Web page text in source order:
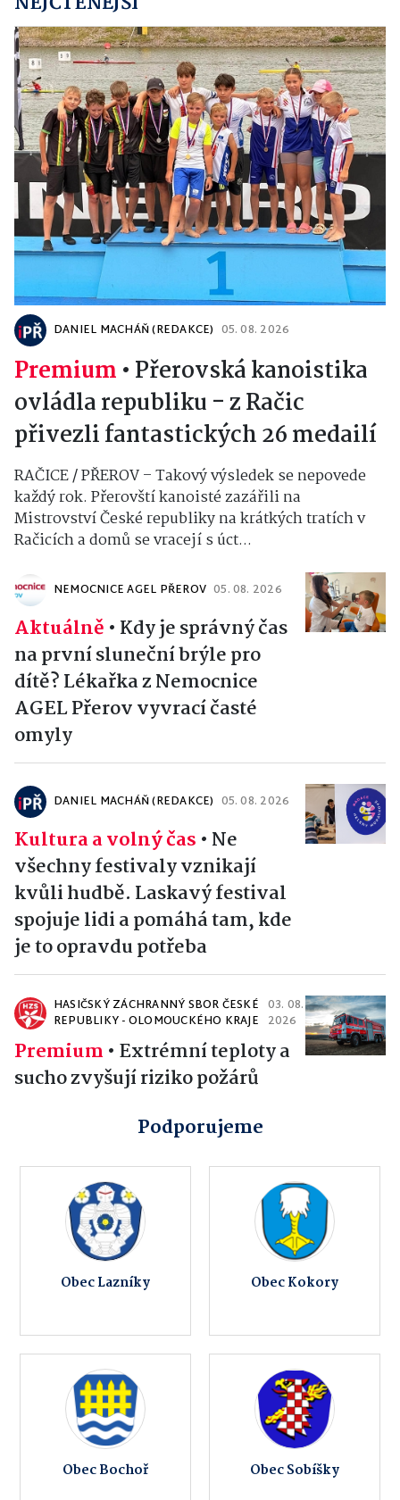
DANIEL MACHÁŇ (REDAKCE) 05. 08. 2026
Premium • Přerovská kanoistika
ovládla republiku - z Račic
přivezli fantastických 26 medailí
RAČICE / PŘEROV – Takový výsledek se nepovede
každý rok. Přerovští kanoisté zazářili na
Mistrovství České republiky na krátkých tratích v
Račicích a domů se vracejí s úct...
NEMOCNICE AGEL PŘEROV 05. 08. 2026
Aktuálně • Kdy je správný čas
na první sluneční brýle pro
dítě? Lékařka z Nemocnice
AGEL Přerov vyvrací časté
omyly
DANIEL MACHÁŇ (REDAKCE) 05. 08. 2026
Kultura a volný čas • Ne
všechny festivaly vznikají
kvůli hudbě. Laskavý festival
spojuje lidi a pomáhá tam, kde
je to opravdu potřeba
HASIČSKÝ ZÁCHRANNÝ SBOR ČESKÉ
REPUBLIKY - OLOMOUCKÉHO KRAJE
03. 08.
2026
Premium • Extrémní teploty a
sucho zvyšují riziko požárů
Podporujeme
Obec Lazníky Obec Kokory
Obec Bochoř Obec Sobíšky